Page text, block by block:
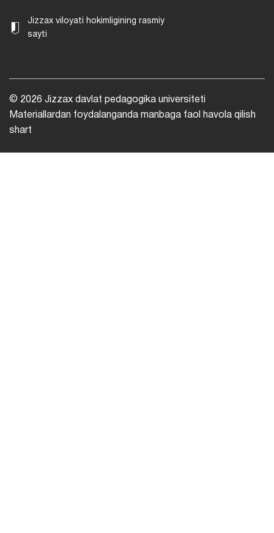
Jizzax viloyati hokimligining rasmiy
sayti
© 2026 Jizzax davlat pedagogika universiteti
Materiallardan foydalanganda manbaga faol havola qilish
shart